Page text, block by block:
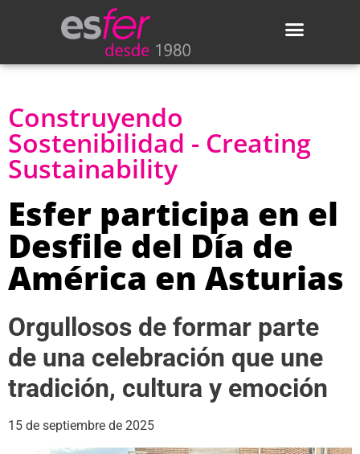
Construyendo
Sostenibilidad - Creating
Sustainability
Esfer participa en el
Desfile del Día de
América en Asturias
Orgullosos de formar parte
de una celebración que une
tradición, cultura y emoción
15 de septiembre de 2025